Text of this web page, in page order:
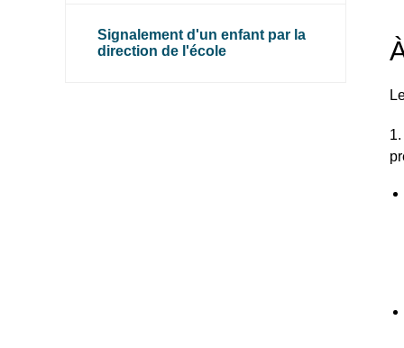
Signalement d'un enfant par la
direction de l'école